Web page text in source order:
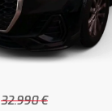
32.990 €